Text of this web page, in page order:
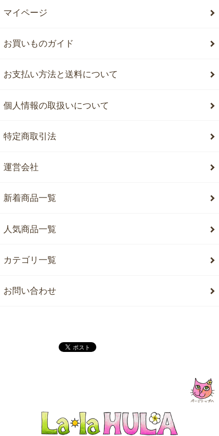
マイページ
お買いものガイド
お支払い方法と送料について
個人情報の取扱いについて
特定商取引法
運営会社
新着商品一覧
人気商品一覧
カテゴリ一覧
お問い合わせ